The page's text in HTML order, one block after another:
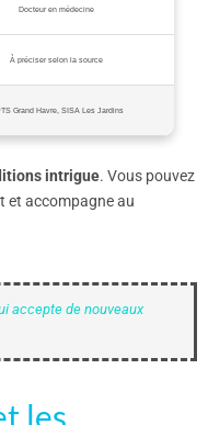
Docteur en médecine
À préciser selon la source
Grand Havre, SISA Les Jardins
intrigue. Vous pouvez
et accompagne au
accepte de nouveaux
les